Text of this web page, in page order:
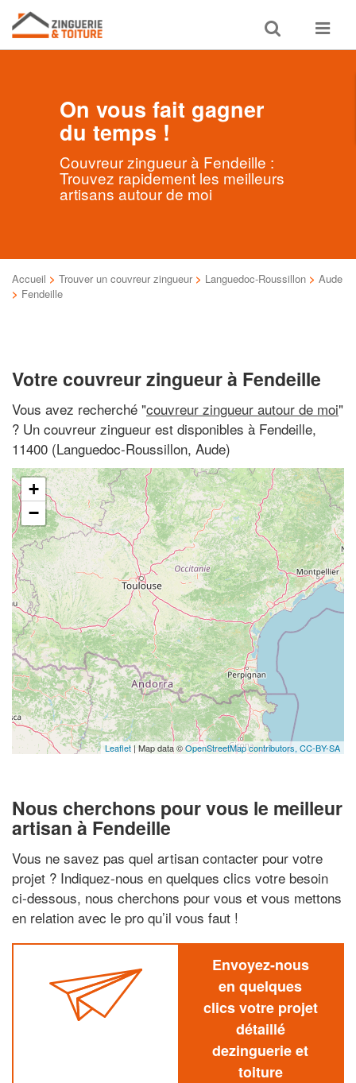
Toggle
search
Toggle
On vous fait gagner
du temps !
Couvreur zingueur à Fendeille :
Trouvez rapidement les meilleurs
artisans autour de moi
Accueil > Trouver un couvreur zingueur > Languedoc-Roussillon > Aude
> Fendeille
Votre couvreur zingueur à Fendeille
Vous avez recherché "couvreur zingueur autour de moi"
? Un couvreur zingueur est disponibles à Fendeille,
11400 (Languedoc-Roussillon, Aude)
+
−
Leaflet | Map data ©OpenStreetMap contributors, CC-BY-SA
Nous cherchons pour vous le meilleur
artisan à Fendeille
Vous ne savez pas quel artisan contacter pour votre
projet ? Indiquez-nous en quelques clics votre besoin
ci-dessous, nous cherchons pour vous et vous mettons
en relation avec le pro qu’il vous faut !
Envoyez-nous
en quelques
clics votre projet
détaillé
dezinguerie et
toiture